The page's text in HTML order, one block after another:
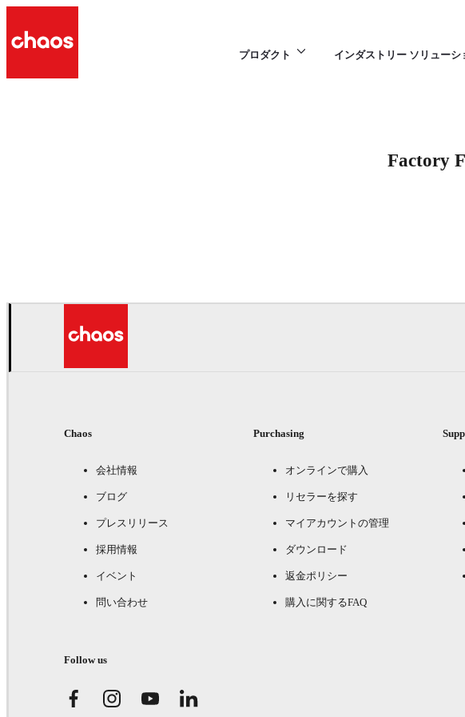
プロダクト インダストリー ソリューシ
Factory
Chaos
会社情報
ブログ
プレスリリース
採用情報
イベント
問い合わせ
Purchasing
オンラインで購入
リセラーを探す
マイアカウントの管理
ダウンロード
返金ポリシー
購入に関するFAQ
Follow us